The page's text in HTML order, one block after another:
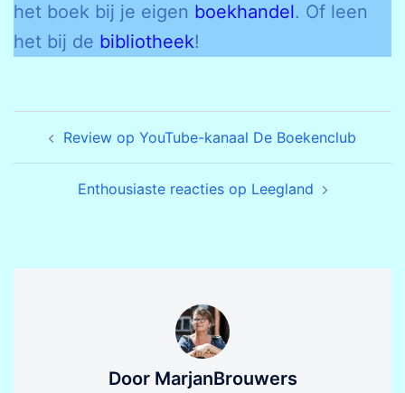
het boek bij je eigen boekhandel. Of leen
het bij de bibliotheek!
navigatie
Review op YouTube-kanaal De Boekenclub
Enthousiaste reacties op Leegland
Door MarjanBrouwers